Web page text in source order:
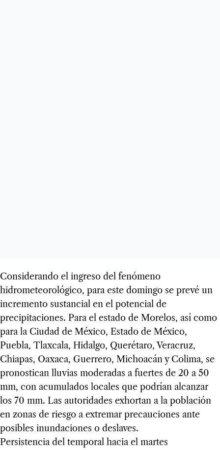
Considerando el ingreso del fenómeno
hidrometeorológico, para este domingo se prevé un
incremento sustancial en el potencial de
precipitaciones. Para el estado de Morelos, así como
para la Ciudad de México, Estado de México,
Puebla, Tlaxcala, Hidalgo, Querétaro, Veracruz,
Chiapas, Oaxaca, Guerrero, Michoacán y Colima, se
pronostican lluvias moderadas a fuertes de 20 a 50
mm, con acumulados locales que podrían alcanzar
los 70 mm. Las autoridades exhortan a la población
en zonas de riesgo a extremar precauciones ante
posibles inundaciones o deslaves.
Persistencia del temporal hacia el martes